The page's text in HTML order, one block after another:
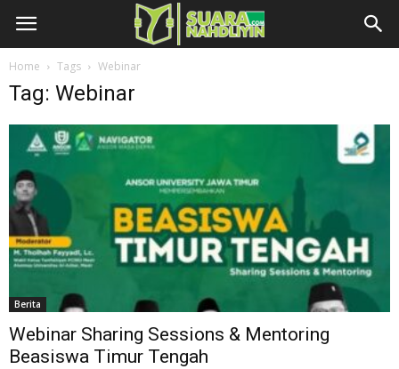
Home Tags Webinar
Tag: Webinar
Berita
Webinar Sharing Sessions & Mentoring
Beasiswa Timur Tengah